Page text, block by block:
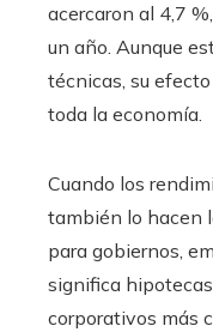
acercaron al 4,7
un año. Aunque
técnicas, su
toda la economía.
Cuando los
también lo hacen
para gobiernos,
significa
corporativos más